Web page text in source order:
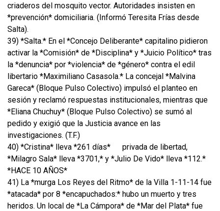
criaderos del mosquito vector. Autoridades insisten en
*prevención* domiciliaria. (Informó Teresita Frías desde
Salta).
39) *Salta.* En el *Concejo Deliberante* capitalino pidieron
activar la *Comisión* de *Disciplina* y *Juicio Político* tras
la *denuncia* por *violencia* de *género* contra el edil
libertario *Maximiliano Casasola.* La concejal *Malvina
Gareca* (Bloque Pulso Colectivo) impulsó el planteo en
sesión y reclamó respuestas institucionales, mientras que
*Eliana Chuchuy* (Bloque Pulso Colectivo) se sumó al
pedido y exigió que la Justicia avance en las
investigaciones. (T.F.)
40) *Cristina* lleva *261 días*
privada de libertad,
*Milagro Sala* lleva *3701,* y *Julio De Vido* lleva *112.*
*HACE 10 AÑOS*
41) La *murga Los Reyes del Ritmo* de la Villa 1-11-14 fue
*atacada* por 8 *encapuchados:* hubo un muerto y tres
heridos. Un local de *La Cámpora* de *Mar del Plata* fue